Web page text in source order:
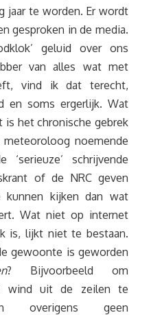
jaar te worden. Er wordt
gesproken in de media.
geluid over ons
van alles wat met
vind ik dat terecht,
en soms ergerlijk. Wat
is het chronische gebrek
noemende
schrijvende
of de NRC geven
kijken dan wat
Wat niet op internet
is, lijkt niet te bestaan.
gewoonte is geworden
? Bijvoorbeeld om
wind uit de zeilen te
overigens geen